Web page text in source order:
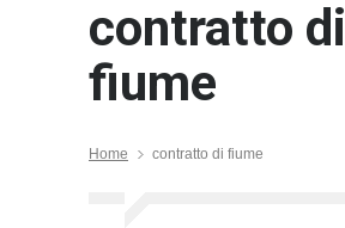
contratto di
fiume
Home contratto di fiume